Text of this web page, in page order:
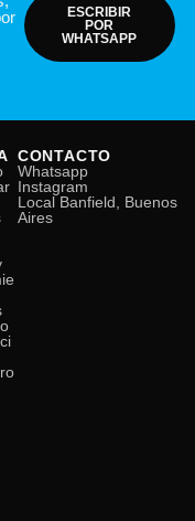
ESCRIBIR
POR
WHATSAPP
CONTACTO
Whatsapp
Instagram
Local Banfield, Buenos
Aires